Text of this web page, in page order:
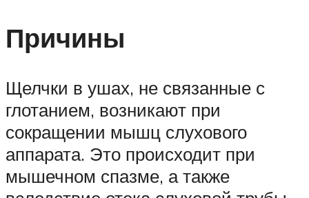
Причины
Щелчки в ушах, не связанные с
глотанием, возникают при
сокращении мышц слухового
аппарата. Это происходит при
мышечном спазме, а также